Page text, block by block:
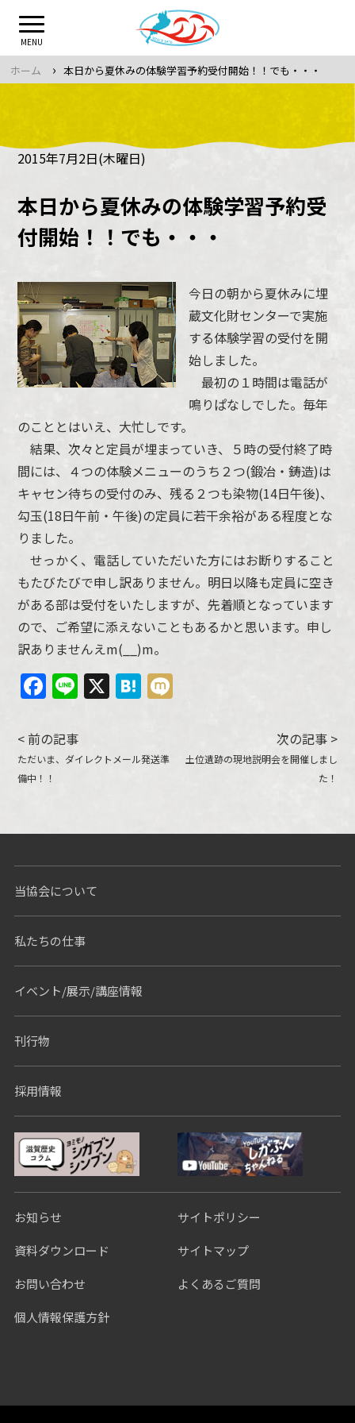
content
MENU
ホーム › 本日から夏休みの体験学習予約受付開始！！でも・・・
2015年7月2日(木曜日)
本日から夏休みの体験学習予約受
付開始！！でも・・・
今日の朝から夏休みに埋
蔵文化財センターで実施
する体験学習の受付を開
始しました。
最初の１時間は電話が
鳴りぱなしでした。毎年
のこととはいえ、大忙しです。
結果、次々と定員が埋まっていき、５時の受付終了時
間には、４つの体験メニューのうち２つ(鍛冶・鋳造)は
キャセン待ちの受付のみ、残る２つも染物(14日午後)、
勾玉(18日午前・午後)の定員に若干余裕がある程度とな
りました。
せっかく、電話していただいた方にはお断りすること
もたびたびで申し訳ありません。明日以降も定員に空き
がある部は受付をいたしますが、先着順となっています
ので、ご希望に添えないこともあるかと思います。申し
訳ありませんえm(__)m。
Facebook
Line
X Hatena
< 前の記事
ただいま、ダイレクトメール発送準
備中！！
次の記事 >
土位遺跡の現地説明会を開催しまし
た！
当協会について
私たちの仕事
イベント/展示/講座情報
刊行物
採用情報
お知らせ
サイトポリシー
資料ダウンロード
サイトマップ
お問い合わせ
よくあるご質問
個人情報保護方針